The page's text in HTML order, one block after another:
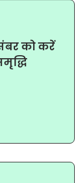
को करें